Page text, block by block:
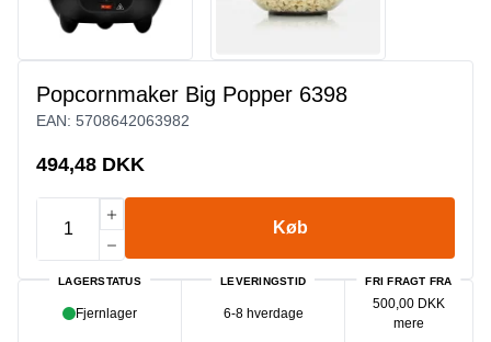
Popcornmaker Big Popper 6398
EAN: 5708642063982
494,48 DKK
Køb
LAGERSTATUS
Fjernlager
LEVERINGSTID
6-8 hverdage
FRI FRAGT FRA
500,00 DKK
mere